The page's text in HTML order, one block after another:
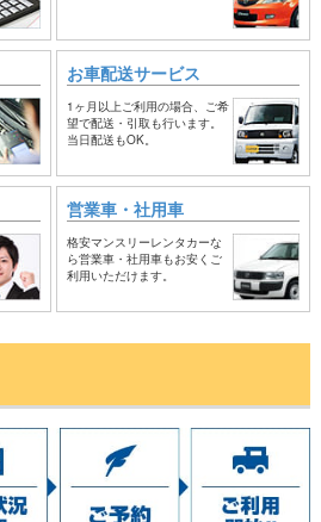
お車配送サービス
1ヶ月以上ご利用の場合、ご希
望で配送・引取も行います。
当日配送もOK。
営業車・社用車
格安マンスリーレンタカーな
ら営業車・社用車もお安くご
利用いただけます。